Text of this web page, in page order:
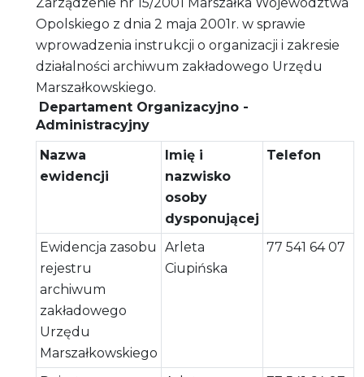
Opolskiego z dnia 2 maja 2001r. w sprawie
wprowadzenia instrukcji o organizacji i zakresie
działalności archiwum zakładowego Urzędu
Marszałkowskiego.
Departament Organizacyjno -
Administracyjny
Nazwa
ewidencji
Imię i
nazwisko
osoby
dysponującej
Telefon
Ewidencja zasobu
rejestru
archiwum
zakładowego
Urzędu
Marszałkowskiego
Arleta
Ciupińska
77 541 64 07